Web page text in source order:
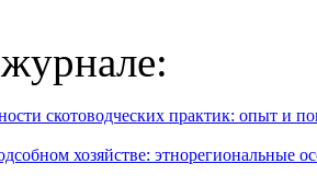
скотоводческих практик: опыт и
хозяйстве: этнорегиональные